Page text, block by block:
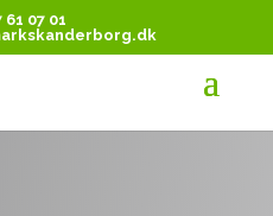
61 07 01